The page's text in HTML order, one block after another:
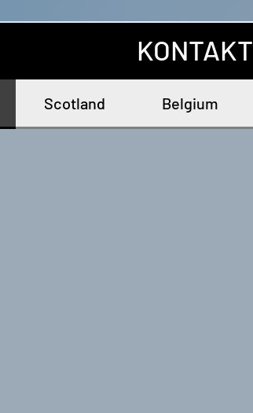
KONTAKT
Scotland Belgium